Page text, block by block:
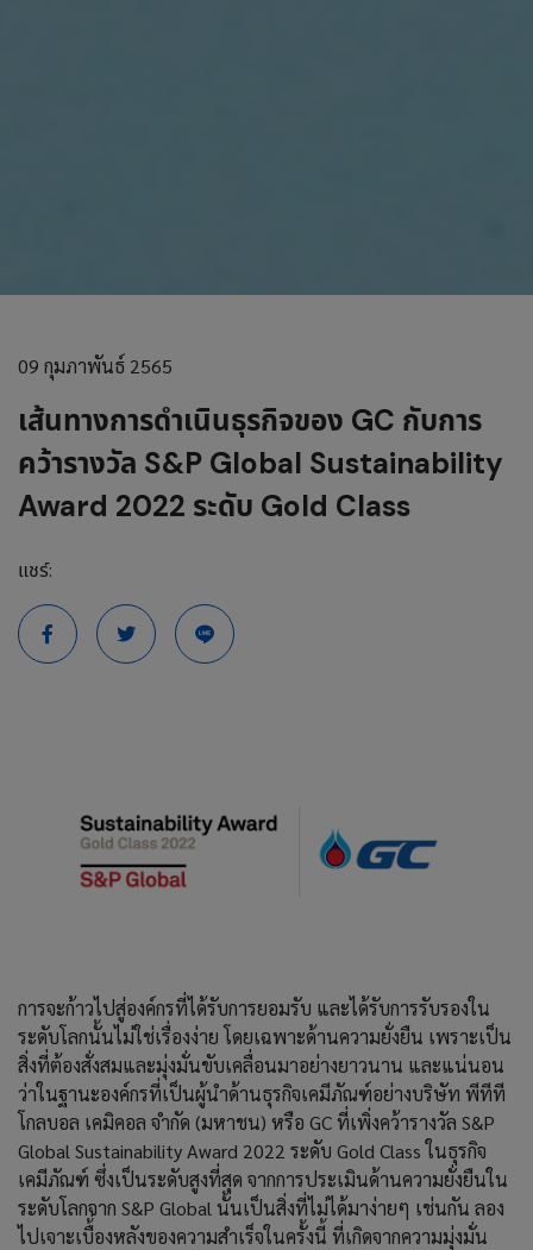
09 กุมภาพันธ์ 2565
เส้นทางการดำเนินธุรกิจของ GC กับการ
คว้ารางวัล S&P Global Sustainability
Award 2022 ระดับ Gold Class
แชร์:
การจะก้าวไปสู่องค์กรที่ได้รับการยอมรับ และได้รับการรับรองใน
ระดับโลกนั้นไม่ใช่เรื่องง่าย โดยเฉพาะด้านความยั่งยืน เพราะเป็น
สิ่งที่ต้องสั่งสมและมุ่งมั่นขับเคลื่อนมาอย่างยาวนาน และแน่นอน
ว่าในฐานะองค์กรที่เป็นผู้นำด้านธุรกิจเคมีภัณฑ์อย่างบริษัท พีทีที
โกลบอล เคมิคอล จำกัด (มหาชน) หรือ GC ที่เพิ่งคว้ารางวัล S&P
Global Sustainability Award 2022 ระดับ Gold Class ในธุรกิจ
เคมีภัณฑ์ ซึ่งเป็นระดับสูงที่สุด จากการประเมินด้านความยั่งยืนใน
ระดับโลกจาก S&P Global นั้นเป็นสิ่งที่ไม่ได้มาง่ายๆ เช่นกัน ลอง
ไปเจาะเบื้่องหลังของความสำเร็จในครั้งนี้ ที่เกิดจากความมุ่งมั่น